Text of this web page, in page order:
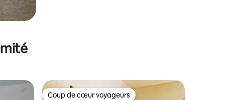
Coup de cœur voyageurs